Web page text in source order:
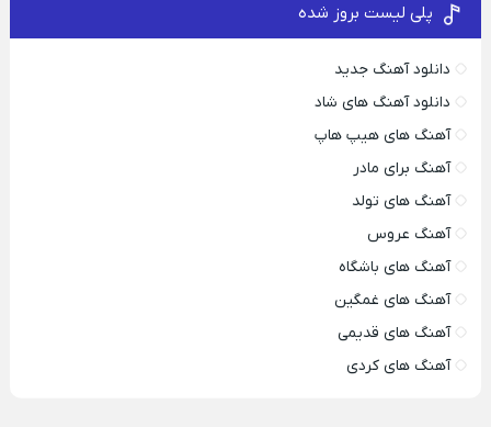
پلی لیست بروز شده
دانلود آهنگ جدید
دانلود آهنگ های شاد
آهنگ های هیپ هاپ
آهنگ برای مادر
آهنگ های تولد
آهنگ عروس
آهنگ های باشگاه
آهنگ های غمگین
آهنگ های قدیمی
آهنگ های کردی